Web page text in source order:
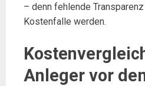
– denn fehlende
Kostenfalle werden.
Anleger vor